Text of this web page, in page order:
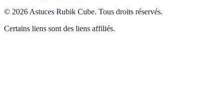
© 2026 Astuces Rubik Cube. Tous droits réservés.
Certains liens sont des liens affiliés.